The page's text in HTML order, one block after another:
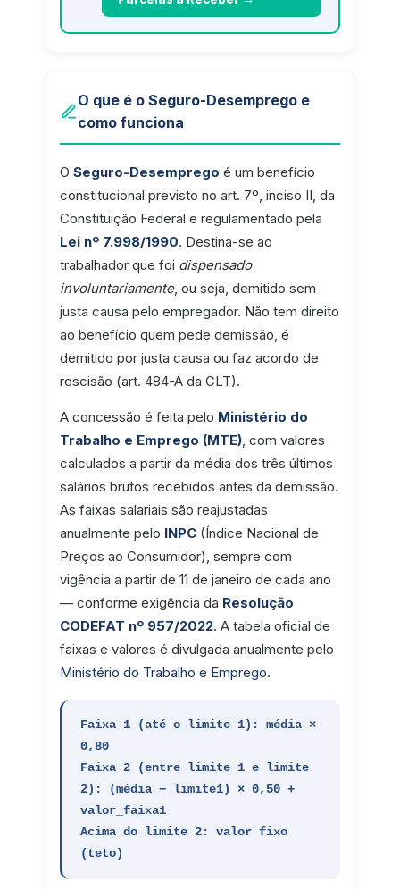
O que é o Seguro-Desemprego e
como funciona
O Seguro-Desemprego é um benefício
constitucional previsto no art. 7º, inciso II, da
Constituição Federal e regulamentado pela
Lei nº 7.998/1990. Destina-se ao
trabalhador que foi dispensado
involuntariamente, ou seja, demitido sem
justa causa pelo empregador. Não tem direito
ao benefício quem pede demissão, é
demitido por justa causa ou faz acordo de
rescisão (art. 484-A da CLT).
A concessão é feita pelo Ministério do
Trabalho e Emprego (MTE), com valores
calculados a partir da média dos três últimos
salários brutos recebidos antes da demissão.
As faixas salariais são reajustadas
anualmente pelo INPC(Índice Nacional de
Preços ao Consumidor), sempre com
vigência a partir de 11 de janeiro de cada ano
— conforme exigência da Resolução
CODEFAT nº 957/2022. A tabela oficial de
faixas e valores é divulgada anualmente pelo
Ministério do Trabalho e Emprego.
Faixa 1 (até o limite 1): média ×
0,80
Faixa 2 (entre limite 1 e limite
2): (média − limite1) × 0,50 +
valor_faixa1
Acima do limite 2: valor fixo
(teto)